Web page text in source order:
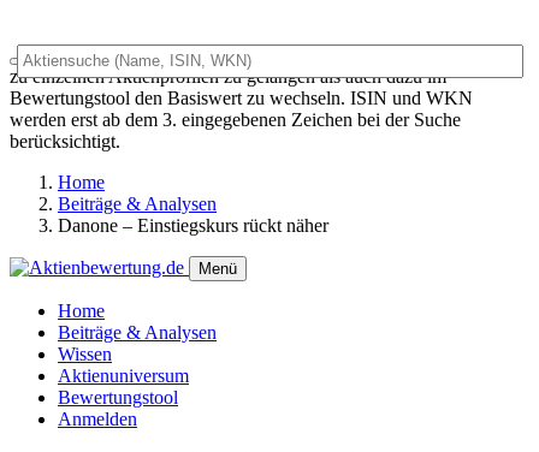
Das Universalsuchfeld dient sowohl als generelles Suchfeld um
zu einzelnen Aktienprofilen zu gelangen als auch dazu im
Bewertungstool den Basiswert zu wechseln. ISIN und WKN
werden erst ab dem 3. eingegebenen Zeichen bei der Suche
berücksichtigt.
Home
Beiträge & Analysen
Danone – Einstiegskurs rückt näher
Menü
Home
Beiträge & Analysen
Wissen
Aktienuniversum
Bewertungstool
Anmelden